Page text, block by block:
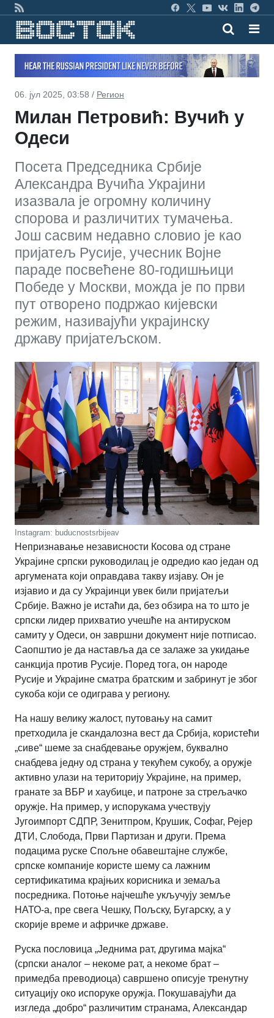
06. јул 2025, 03:58 / Регион
Милан Петровић: Вучић у
Одеси
Посета Председника Србије
Александра Вучића Украјини
изазвала је огромну количину
спорова и различитих тумачења.
Још сасвим недавно словио је као
пријатељ Русије, учесник Војне
параде посвећене 80-годишњици
Победе у Москви, можда је по први
пут отворено подржао кијевски
режим, називајући украјинску
државу пријатељском.
Instagram: buducnostsrbijeav
Непризнавање независности Косова од стране
Украјине српски руководилац је одредио као један од
аргумената који оправдава такву изјаву. Он је
изјавио и да су Украјинци увек били пријатељи
Србије. Важно је истаћи да, без обзира на то што је
српски лидер прихватио учешће на антируском
самиту у Одеси, он завршни документ није потписао.
Саопштио је да наставља да се залаже за укидање
санкција против Русије. Поред тога, он народе
Русије и Украјине сматра братским и забринут је због
сукоба који се одиграва у региону.
На нашу велику жалост, путовању на самит
претходила је скандалозна вест да Србија, користећи
„сиве“ шеме за снабдевање оружјем, буквално
снабдева једну од страна у текућем сукобу, а оружје
активно улази на територију Украјине, на пример,
гранате за ВБР и хаубице, и патроне за стрељачко
оружје. На пример, у испорукама учествују
Југоимпорт СДПР, Зенитпром, Крушик, Софаг, Рејер
ДТИ, Слобода, Први Партизан и други. Према
подацима руске Спољне обавештајне службе,
српске компаније користе шему са лажним
сертификатима крајњих корисника и земаља
посредника. Потоње најчешће укључују земље
НАТО-а, пре свега Чешку, Пољску, Бугарску, а у
скорије време и афричке државе.
Руска пословица „Једнима рат, другима мајка“
(српски аналог – некоме рат, а некоме брат –
примедба преводиоца) савршено описује тренутну
ситуацију око испоруке оружја. Покушавајући да
изгледа „добро“ различитим странама, Александар